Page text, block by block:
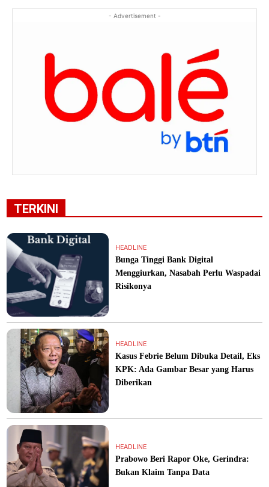
- Advertisement -
TERKINI
HEADLINE
Bunga Tinggi Bank Digital
Menggiurkan, Nasabah Perlu Waspadai
Risikonya
HEADLINE
Kasus Febrie Belum Dibuka Detail, Eks
KPK: Ada Gambar Besar yang Harus
Diberikan
HEADLINE
Prabowo Beri Rapor Oke, Gerindra:
Bukan Klaim Tanpa Data